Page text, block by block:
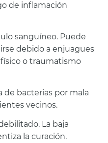
de inflamación
sanguíneo. Puede
debido a enjuagues
o traumatismo
de bacterias por mala
vecinos.
La baja
la curación.